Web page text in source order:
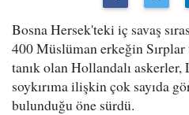
Bosna Hersek'teki iç savaş
400 Müslüman erkeğin
tanık olan Hollandalı
soykırıma ilişkin çok sayıda
bulunduğu öne sürdü.